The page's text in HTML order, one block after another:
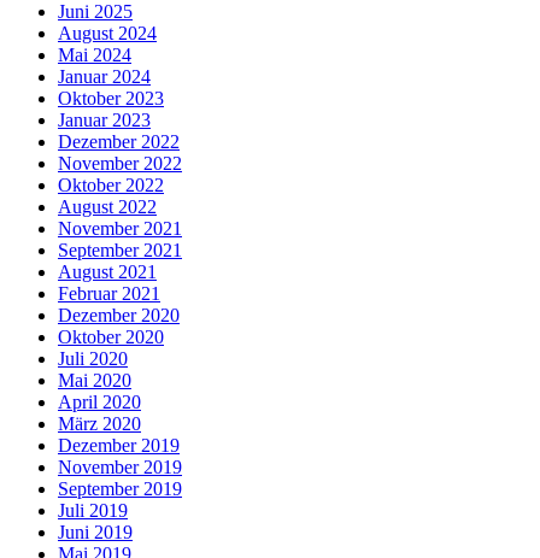
Juni 2025
August 2024
Mai 2024
Januar 2024
Oktober 2023
Januar 2023
Dezember 2022
November 2022
Oktober 2022
August 2022
November 2021
September 2021
August 2021
Februar 2021
Dezember 2020
Oktober 2020
Juli 2020
Mai 2020
April 2020
März 2020
Dezember 2019
November 2019
September 2019
Juli 2019
Juni 2019